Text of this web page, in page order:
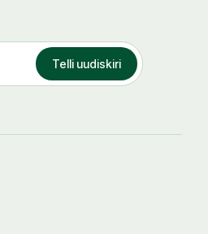
Telli uudiskiri